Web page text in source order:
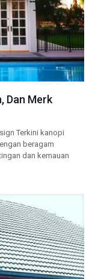
Dan Merk
Terkini kanopi
beragam
dan kemauan